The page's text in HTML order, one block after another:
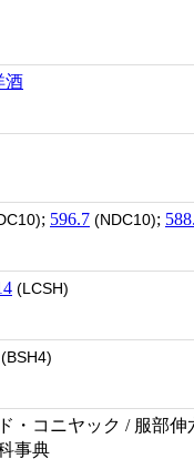
酒
; 596.7 (NDC10);
(LCSH)
(BSH4)
・コニヤック / 服部伸
事典